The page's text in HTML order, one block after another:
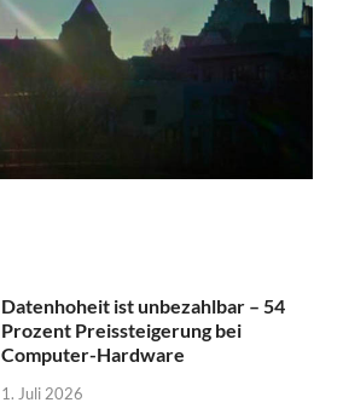
Datenhoheit ist unbezahlbar – 54
Prozent Preissteigerung bei
Computer-Hardware
1. Juli 2026